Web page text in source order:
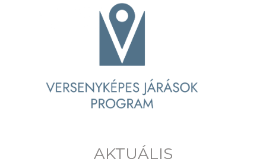
AKTUÁLIS